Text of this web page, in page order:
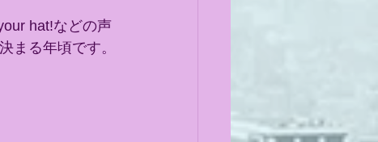
hat!などの声
まる年頃です。